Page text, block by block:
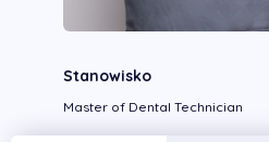
Stanowisko
Master of Dental Technician